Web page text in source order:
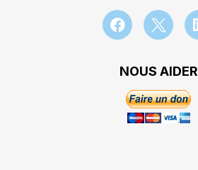
NOUS AIDER